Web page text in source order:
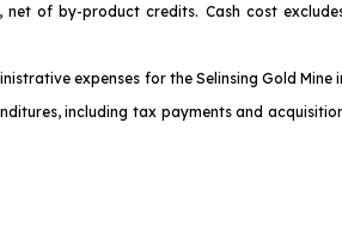
of by-product credits. Cash cost
expenses for the Selinsing Gold Mine
including tax payments and